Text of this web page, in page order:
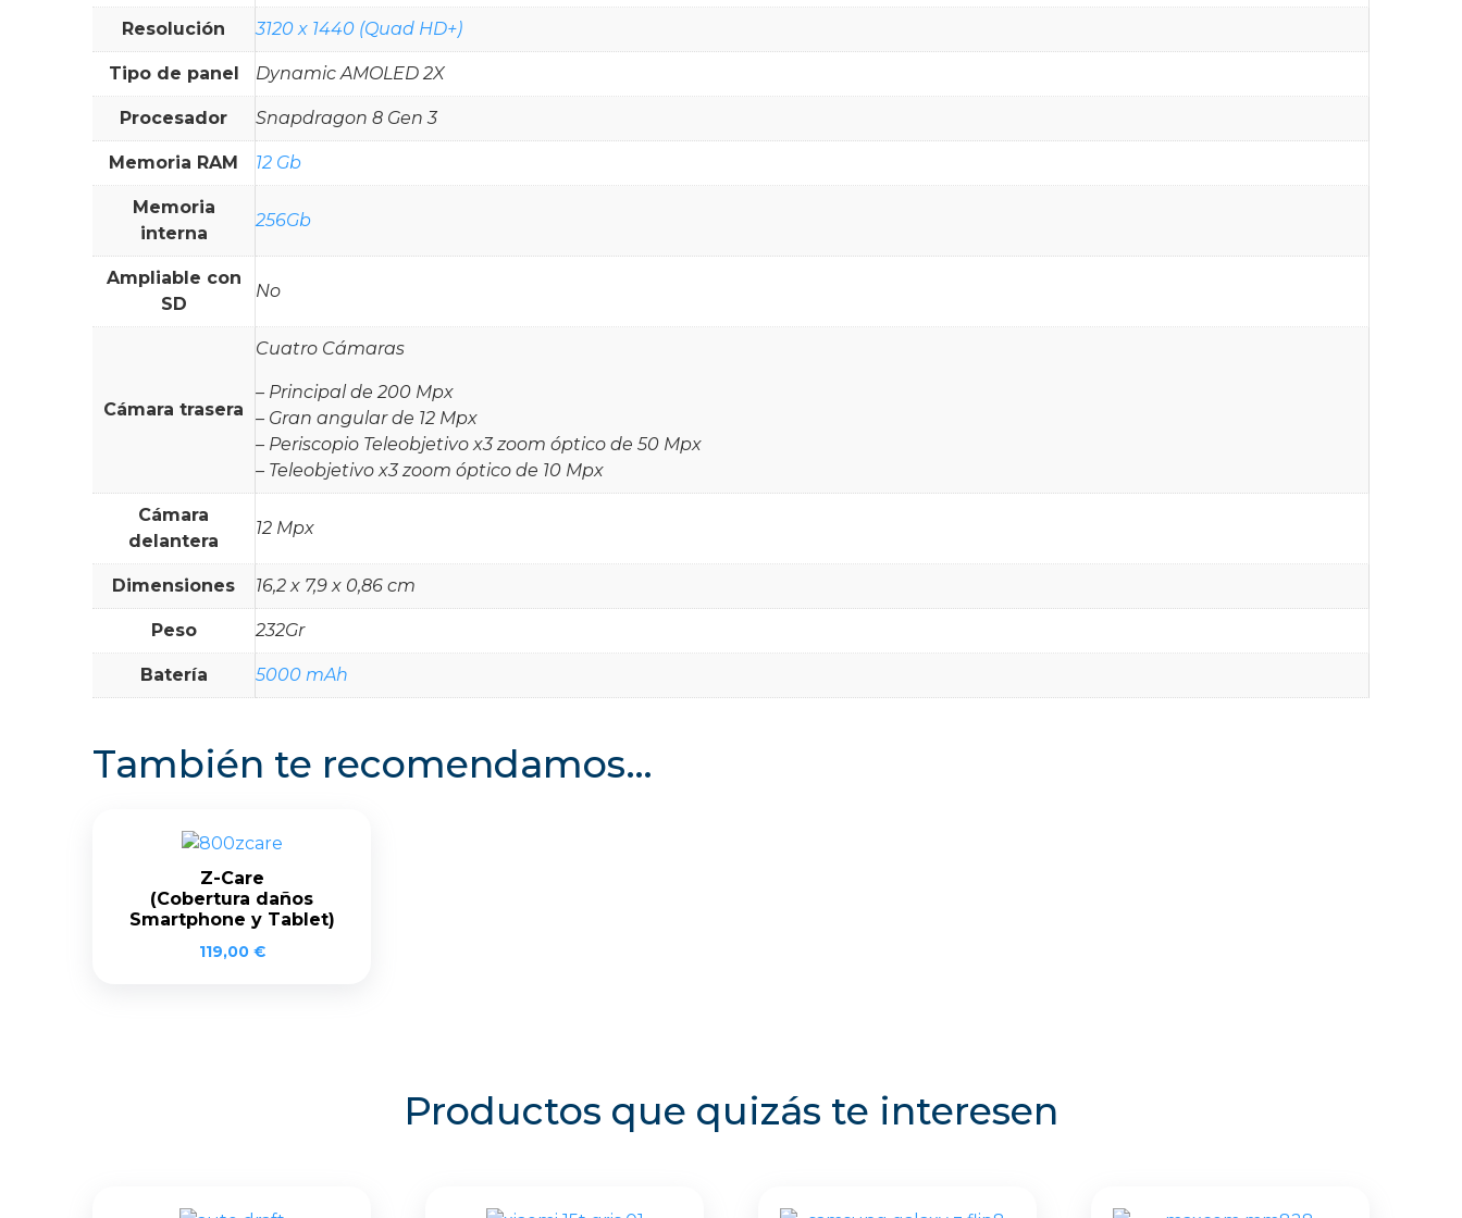
Resolución 3120 x 1440 (Quad HD+)
Tipo de panel Dynamic AMOLED 2X
Procesador Snapdragon 8 Gen 3
Memoria RAM 12 Gb
Memoria
interna
256Gb
Ampliable con
SD
No
Cámara trasera
Cuatro Cámaras
– Principal de 200 Mpx
– Gran angular de 12 Mpx
– Periscopio Teleobjetivo x3 zoom óptico de 50 Mpx
– Teleobjetivo x3 zoom óptico de 10 Mpx
Cámara
delantera
12 Mpx
Dimensiones 16,2 x 7,9 x 0,86 cm
Peso 232Gr
Batería 5000 mAh
También te recomendamos…
Z-Care
(Cobertura daños
Smartphone y Tablet)
119,00 €
Productos que quizás te interesen